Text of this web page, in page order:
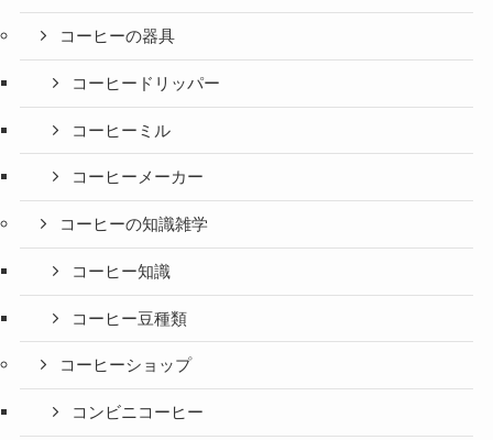
コーヒーの器具
コーヒードリッパー
コーヒーミル
コーヒーメーカー
コーヒーの知識雑学
コーヒー知識
コーヒー豆種類
コーヒーショップ
コンビニコーヒー